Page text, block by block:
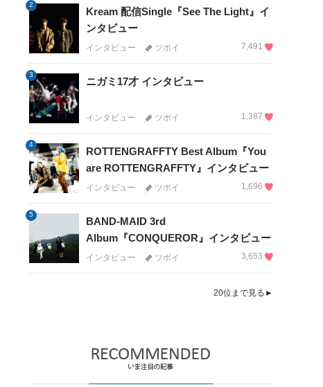
2
Kream 配信Single『See The Light』イ
ンタビュー
インタビュー ツボイ 7,491
3
ニガミ17才 インタビュー
インタビュー ツボイ 1,387
4
ROTTENGRAFFTY Best Album『You
are ROTTENGRAFFTY』インタビュー
インタビュー ツボイ 1,696
5
BAND-MAID 3rd
Album『CONQUEROR』インタビュー
インタビュー ツボイ 3,653
20位まで見る►